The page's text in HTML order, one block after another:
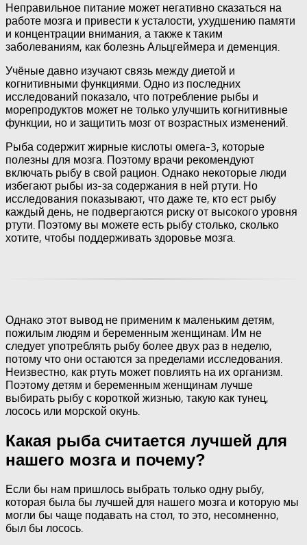
Неправильное питание может негативно сказаться на
работе мозга и привести к усталости, ухудшению памяти
и концентрации внимания, а также к таким
заболеваниям, как болезнь Альцгеймера и деменция.
Учёные давно изучают связь между диетой и
когнитивными функциями. Одно из последних
исследований показало, что потребление рыбы и
морепродуктов может не только улучшить когнитивные
функции, но и защитить мозг от возрастных изменений.
Рыба содержит жирные кислоты омега-3, которые
полезны для мозга. Поэтому врачи рекомендуют
включать рыбу в свой рацион. Однако некоторые люди
избегают рыбы из-за содержания в ней ртути. Но
исследования показывают, что даже те, кто ест рыбу
каждый день, не подвергаются риску от высокого уровня
ртути. Поэтому вы можете есть рыбу столько, сколько
хотите, чтобы поддерживать здоровье мозга.
Однако этот вывод не применим к маленьким детям,
пожилым людям и беременным женщинам. Им не
следует употреблять рыбу более двух раз в неделю,
потому что они остаются за пределами исследования.
Неизвестно, как ртуть может повлиять на их организм.
Поэтому детям и беременным женщинам лучше
выбирать рыбу с короткой жизнью, такую как тунец,
лосось или морской окунь.
Какая рыба считается лучшей для
нашего мозга и почему?
Если бы нам пришлось выбрать только одну рыбу,
которая была бы лучшей для нашего мозга и которую мы
могли бы чаще подавать на стол, то это, несомненно,
был бы лосось.